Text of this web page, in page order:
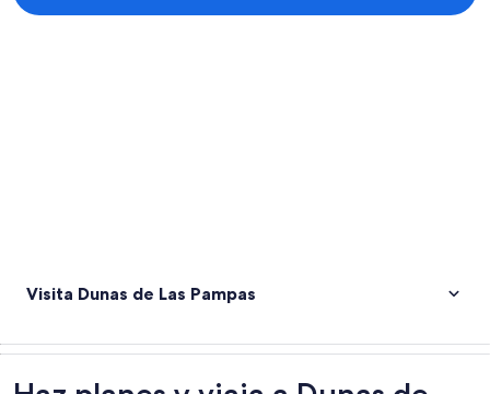
Visita Dunas de Las Pampas